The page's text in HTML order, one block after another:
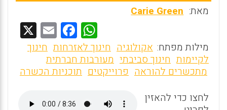
מאת: Carie Green
W
h
at
s
A
F
a
ce
b
o
E
m
l
מילות מפתח: אקולוגיה חינוך לאזרחות חינוך
לקיימות חינוך סביבתי מעורבות חברתית
מתכשרים להוראה פרוייקטים תוכניות הכשרה
לחצו כדי להאזין